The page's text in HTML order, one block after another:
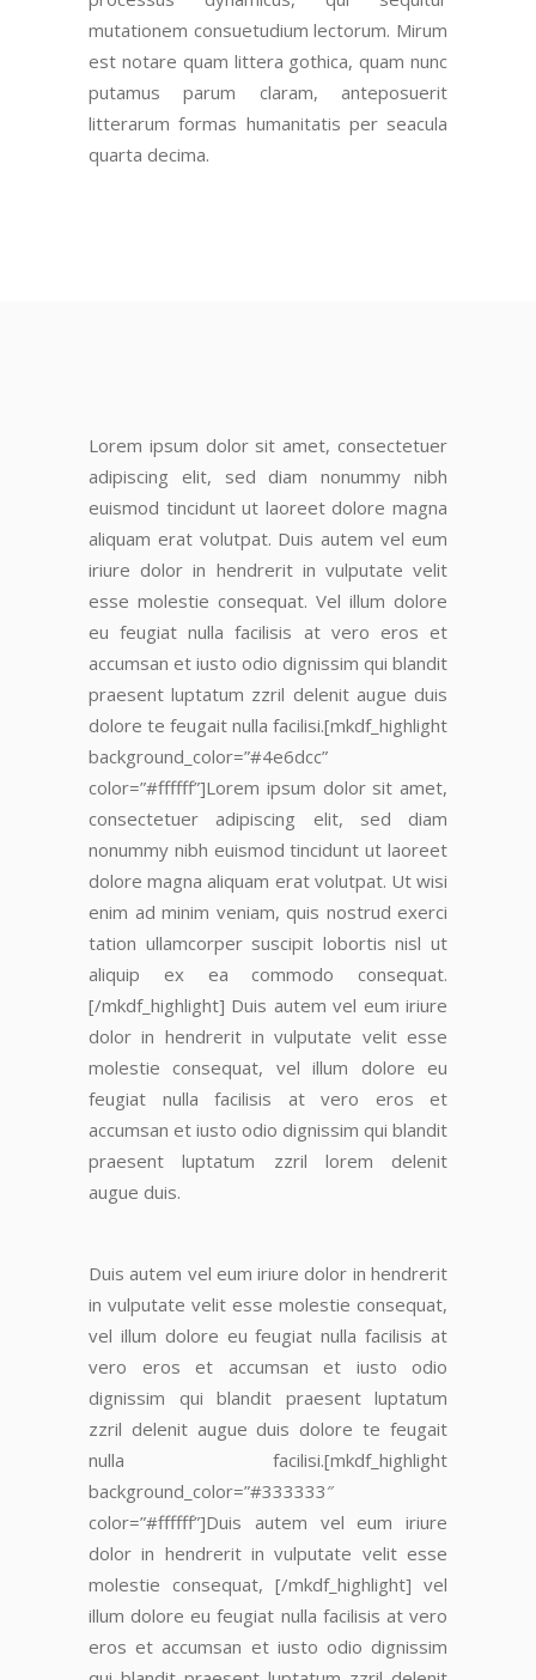
mutationem consuetudium lectorum. Mirum
est notare quam littera gothica, quam nunc
putamus parum claram, anteposuerit
litterarum formas humanitatis per seacula
quarta decima.
Lorem ipsum dolor sit amet, consectetuer
adipiscing elit, sed diam nonummy nibh
euismod tincidunt ut laoreet dolore magna
aliquam erat volutpat. Duis autem vel eum
iriure dolor in hendrerit in vulputate velit
esse molestie consequat. Vel illum dolore
eu feugiat nulla facilisis at vero eros et
accumsan et iusto odio dignissim qui blandit
praesent luptatum zzril delenit augue duis
dolore te feugait nulla facilisi.[mkdf_highlight
background_color=”#4e6dcc”
color=”#ffffff”]Lorem ipsum dolor sit amet,
consectetuer adipiscing elit, sed diam
nonummy nibh euismod tincidunt ut laoreet
dolore magna aliquam erat volutpat. Ut wisi
enim ad minim veniam, quis nostrud exerci
tation ullamcorper suscipit lobortis nisl ut
aliquip ex ea commodo consequat.
[/mkdf_highlight] Duis autem vel eum iriure
dolor in hendrerit in vulputate velit esse
molestie consequat, velillum dolore eu
feugiat nulla facilisis at vero eros et
accumsan et iusto odio dignissim qui blandit
praesent luptatum zzril lorem delenit
augue duis.
Duis autem vel eum iriure dolor in hendrerit
in vulputate velit esse molestie consequat,
vel illum dolore eu feugiat nulla facilisis at
vero eros et accumsan et iusto odio
dignissim qui blandit praesent luptatum
zzril delenit augue duis dolore te feugait
nulla facilisi.[mkdf_highlight
background_color=”#333333″
color=”#ffffff”]Duis autem vel eum iriure
dolor in hendrerit in vulputate velit esse
molestie consequat, [/mkdf_highlight] vel
illum dolore eu feugiat nulla facilisis at vero
eros et accumsan et iusto odio dignissim